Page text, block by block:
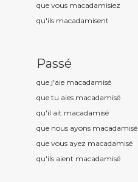
que vous macadamisiez
qu'ils macadamisent
Passé
que j'aie macadamisé
que tu aies macadamisé
qu'il ait macadamisé
que nous ayons macadamisé
que vous ayez macadamisé
qu'ils aient macadamisé